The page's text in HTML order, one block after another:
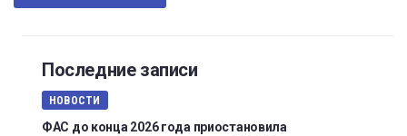
Последние записи
НОВОСТИ
ФАС до конца 2026 года приостановила